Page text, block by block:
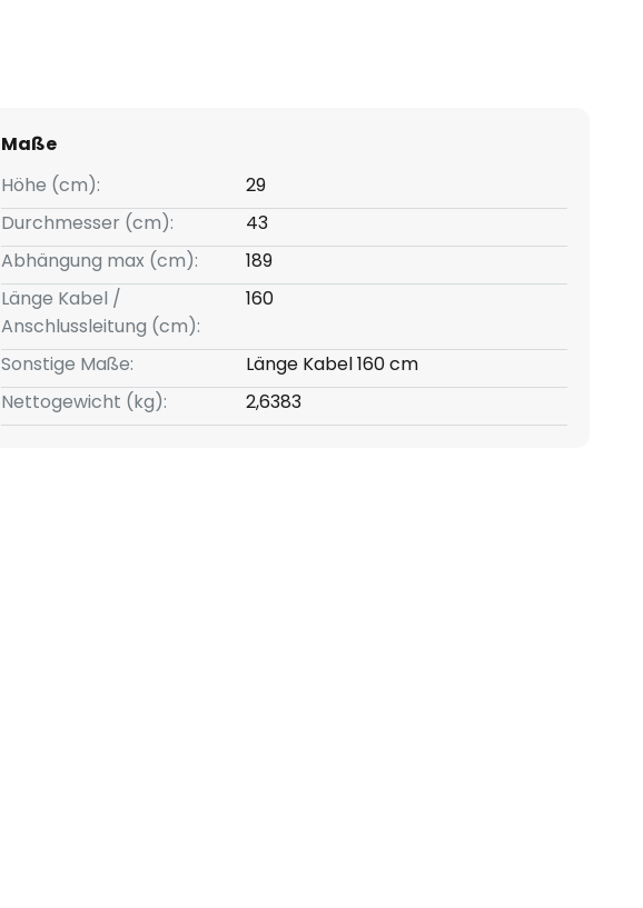
Maße
Höhe (cm):
29
Durchmesser (cm):
43
Abhängung max (cm):
189
Länge Kabel /
Anschlussleitung (cm):
160
Sonstige Maße:
Länge Kabel 160 cm
Nettogewicht (kg):
2,6383